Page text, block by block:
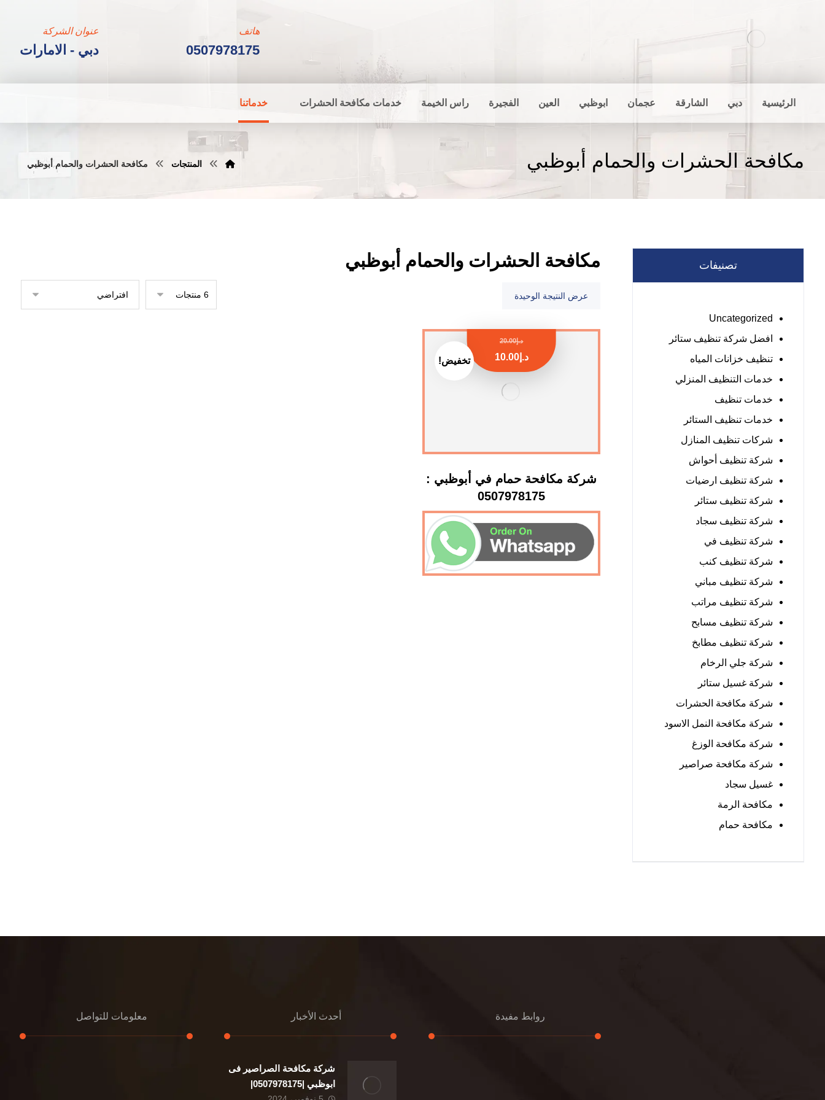
عنوان الشركة
دبي - الامارات
هاتف
0507978175
الرئيسية دبي الشارقة عجمان ابوظبي العين الفجيرة راس الخيمة خدمات مكافحة الحشرات خدماتنا
مكافحة الحشرات والحمام أبوظبي المنتجات مكافحة الحشرات والحمام أبوظبي
مكافحة الحشرات والحمام أبوظبي
عرض النتيجة الوحيدة
تخفيض!
شركة مكافحة حمام في أبوظبي :
0507978175
د.إ20.00
د.إ10.00
تصنيفات
Uncategorized
افضل شركة تنظيف ستائر
تنظيف خزانات المياه
خدمات التنظيف المنزلي
خدمات تنظيف
خدمات تنظيف الستائر
شركات تنظيف المنازل
شركة تنظيف أحواش
شركة تنظيف ارضيات
شركة تنظيف ستائر
شركة تنظيف سجاد
شركة تنظيف في
شركة تنظيف كنب
شركة تنظيف مباني
شركة تنظيف مراتب
شركة تنظيف مسابح
شركة تنظيف مطابخ
شركة جلي الرخام
شركة غسيل ستائر
شركة مكافحة الحشرات
شركة مكافحة النمل الاسود
شركة مكافحة الوزغ
شركة مكافحة صراصير
غسيل سجاد
مكافحة الرمة
مكافحة حمام
روابط مفيدة أحدث الأخبار
شركة مكافحة الصراصير فى
ابوظبي |0507978175|
معلومات للتواصل